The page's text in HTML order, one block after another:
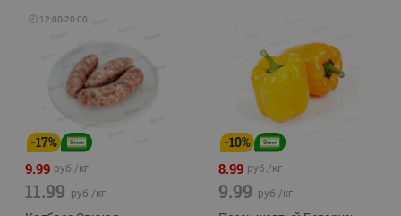
🕘 12:00-20:00
-17%
9.99 руб./кг
11.99 руб./кг
-10%
8.99 руб./кг
9.99 руб./кг